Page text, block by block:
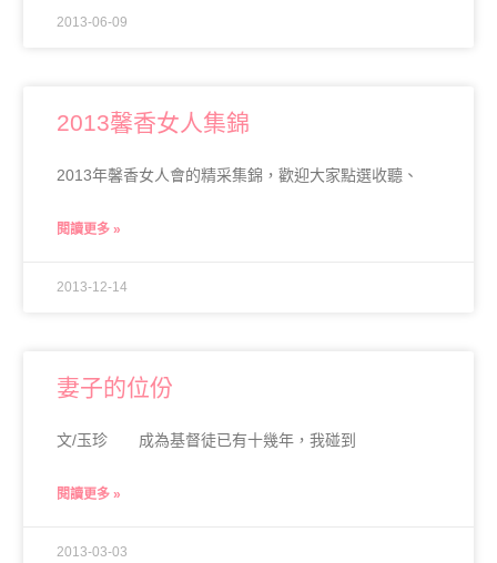
2013-06-09
2013馨香女人集錦
2013年馨香女人會的精采集錦，歡迎大家點選收聽、
閱讀更多 »
2013-12-14
妻子的位份
文/玉珍 成為基督徒已有十幾年，我碰到
閱讀更多 »
2013-03-03